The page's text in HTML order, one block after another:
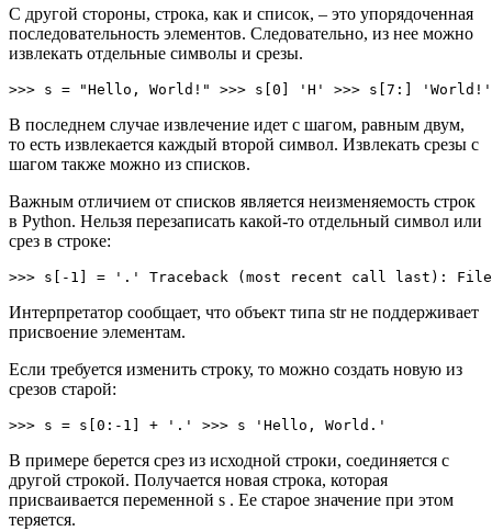
С другой стороны, строка, как и список, – это упорядоченная
последовательность элементов. Следовательно, из нее можно
извлекать отдельные символы и срезы.
>>> s = "Hello, World!" >>> s[0] 'H' >>> s[7:]
В последнем случае извлечение идет с шагом, равным двум,
то есть извлекается каждый второй символ. Извлекать срезы с
шагом также можно из списков.
Важным отличием от списков является неизменяемость строк
в Python. Нельзя перезаписать какой-то отдельный символ или
срез в строке:
>>> s[-1] = '.' Traceback (most recent call last):
Интерпретатор сообщает, что объект типа str не поддерживает
присвоение элементам.
Если требуется изменить строку, то можно создать новую из
срезов старой:
>>> s = s[0:-1] + '.' >>> s 'Hello, World.'
В примере берется срез из исходной строки, соединяется с
другой строкой. Получается новая строка, которая
присваивается переменной s . Ее старое значение при этом
теряется.